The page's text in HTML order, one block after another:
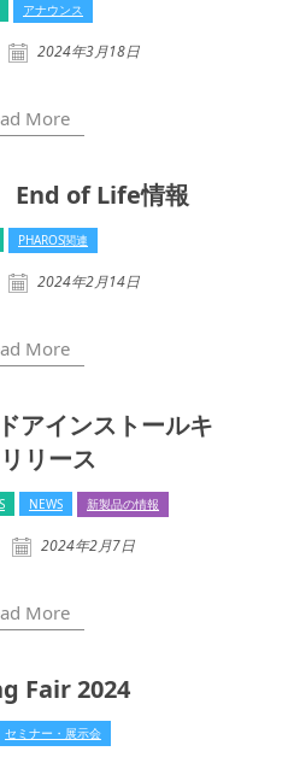
アナウンス
2024年3月18日
More
of Life情報
PHAROS関連
2024年2月14日
More
アインストールキ
リース
NEWS 新製品の情報
2024年2月7日
More
Fair 2024
セミナー・展示会